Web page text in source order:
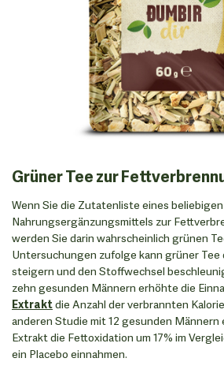
Grüner Tee zur
Wenn Sie die Zutatenliste eines beliebigen
Nahrungsergänzungsmittels zur
werden Sie darin wahrscheinlich grünen
Untersuchungen zufolge kann grüner
steigern und den Stoffwechsel
zehn gesunden Männern erhöhte die
Extraktdie Anzahl der verbrannten
anderen Studie mit 12 gesunden
Extrakt die Fettoxidation um 17% im
ein Placebo einnahmen.